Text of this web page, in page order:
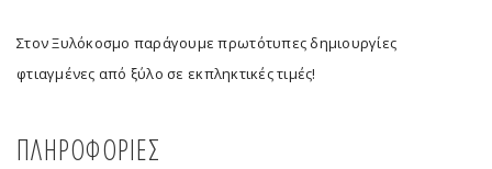
Στον Ξυλόκοσμο παράγουμε πρωτότυπες δημιουργίες
φτιαγμένες από ξύλο σε εκπληκτικές τιμές!
ΠΛΗΡΟΦΟΡΙΕΣ